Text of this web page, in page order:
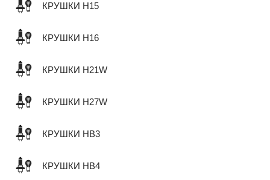
КРУШКИ H15
КРУШКИ H16
КРУШКИ H21W
КРУШКИ H27W
КРУШКИ HB3
КРУШКИ HB4